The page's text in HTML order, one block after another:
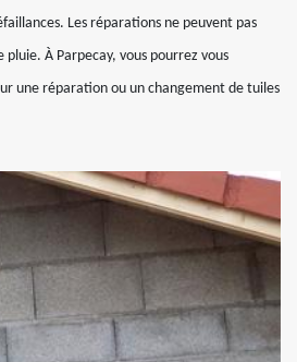
Les réparations ne peuvent pas
À Parpecay, vous pourrez vous
une réparation ou un changement de tuiles